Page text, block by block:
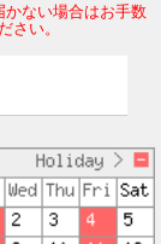
ない場合はお手数
さい。